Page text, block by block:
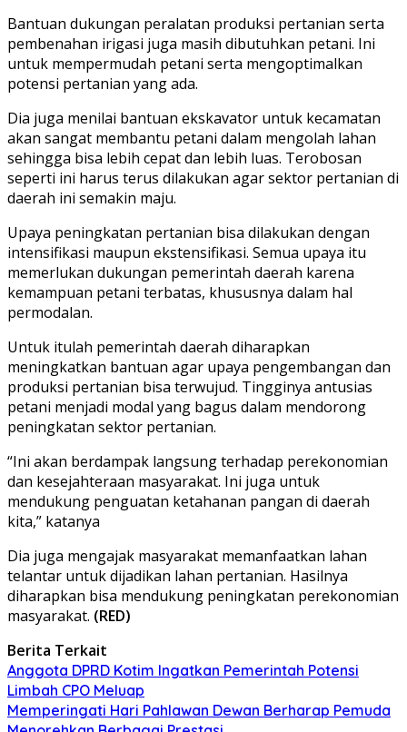
Bantuan dukungan peralatan produksi pertanian serta
pembenahan irigasi juga masih dibutuhkan petani. Ini
untuk mempermudah petani serta mengoptimalkan
potensi pertanian yang ada.
Dia juga menilai bantuan ekskavator untuk kecamatan
akan sangat membantu petani dalam mengolah lahan
sehingga bisa lebih cepat dan lebih luas. Terobosan
seperti ini harus terus dilakukan agar sektor pertanian di
daerah ini semakin maju.
Upaya peningkatan pertanian bisa dilakukan dengan
intensifikasi maupun ekstensifikasi. Semua upaya itu
memerlukan dukungan pemerintah daerah karena
kemampuan petani terbatas, khususnya dalam hal
permodalan.
Untuk itulah pemerintah daerah diharapkan
meningkatkan bantuan agar upaya pengembangan dan
produksi pertanian bisa terwujud. Tingginya antusias
petani menjadi modal yang bagus dalam mendorong
peningkatan sektor pertanian.
“Ini akan berdampak langsung terhadap perekonomian
dan kesejahteraan masyarakat. Ini juga untuk
mendukung penguatan ketahanan pangan di daerah
kita,” katanya
Dia juga mengajak masyarakat memanfaatkan lahan
telantar untuk dijadikan lahan pertanian. Hasilnya
diharapkan bisa mendukung peningkatan perekonomian
masyarakat. (RED)
Berita Terkait
Anggota DPRD Kotim Ingatkan Pemerintah Potensi
Limbah CPO Meluap
Memperingati Hari Pahlawan Dewan Berharap Pemuda